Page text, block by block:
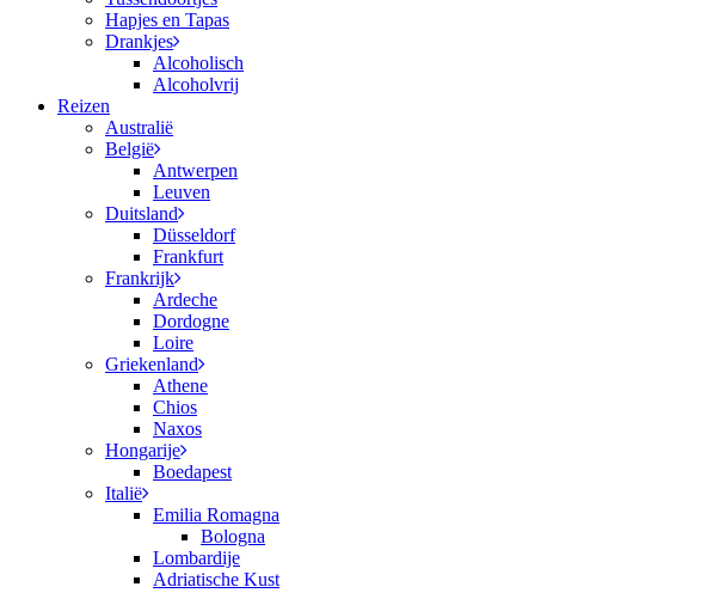
Hapjes en Tapas
Drankjes
Alcoholisch
Alcoholvrij
Reizen
Australië
België
Antwerpen
Leuven
Duitsland
Düsseldorf
Frankfurt
Frankrijk
Ardeche
Dordogne
Loire
Griekenland
Athene
Chios
Naxos
Hongarije
Boedapest
Italië
Emilia Romagna
Bologna
Lombardije
Adriatische Kust